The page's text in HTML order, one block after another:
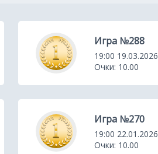
Игра №288
19:00 19.03.2026
Очки: 10.00
Игра №270
19:00 22.01.2026
Очки: 10.00